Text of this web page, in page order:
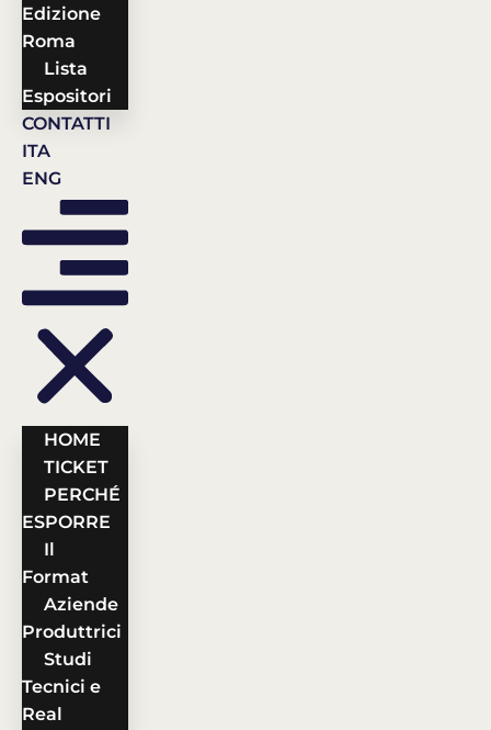
Edizione
Roma
Lista
Espositori
CONTATTI
ITA
ENG
HOME
TICKET
PERCHÉ
ESPORRE
Il
Format
Aziende
Produttrici
Studi
Tecnici e
Real